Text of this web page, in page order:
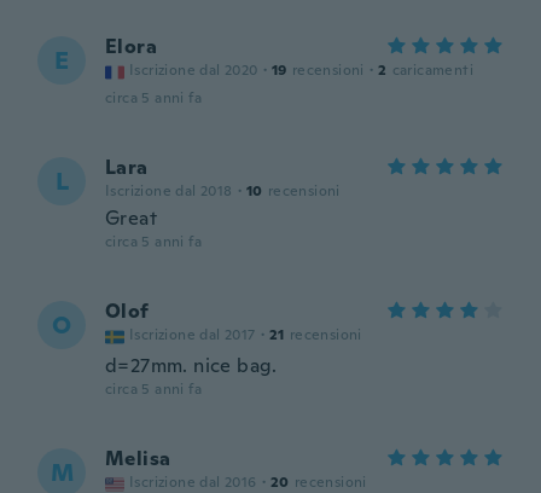
E Elora
Iscrizione dal 2020 · 19 recensioni · 2 caricamenti
circa 5 anni fa
L Lara
Iscrizione dal 2018 · 10 recensioni
Great
circa 5 anni fa
O Olof
Iscrizione dal 2017 · 21 recensioni
d=27mm. nice bag.
circa 5 anni fa
M Melisa
Iscrizione dal 2016 · 20 recensioni